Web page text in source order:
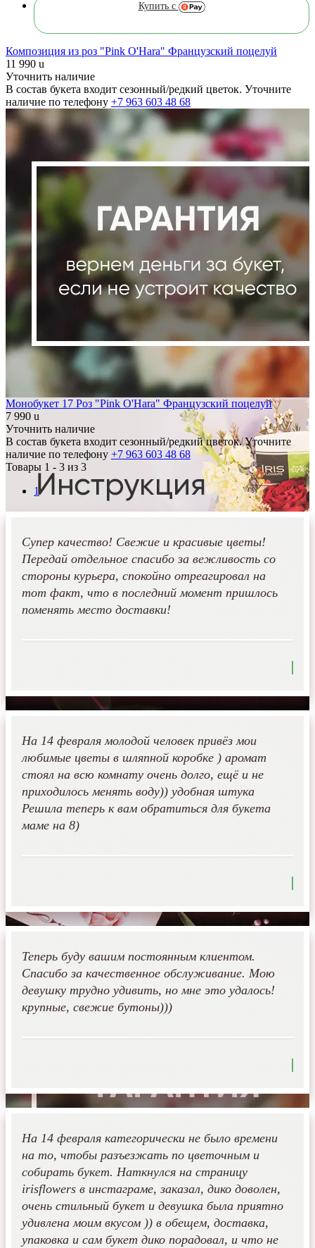
Купить с
Композиция из роз "Pink O'Hara" Французский поцелуй
11 990 u
Уточнить наличие
В состав букета входит сезонный/редкий цветок. Уточните
наличие по телефону +7 963 603 48 68
Монобукет 17 Роз "Pink O'Hara" Французский поцелуй
7 990 u
Уточнить наличие
В состав букета входит сезонный/редкий цветок. Уточните
наличие по телефону +7 963 603 48 68
Товары 1 - 3 из 3
1
Супер качество! Свежие и красивые цветы!
Передай отдельное спасибо за вежливость со
стороны курьера, спокойно отреагировал на
тот факт, что в последний момент пришлось
поменять место доставки!
На 14 февраля молодой человек привёз мои
любимые цветы в шляпной коробке ) аромат
стоял на всю комнату очень долго, ещё и не
приходилось менять воду)) удобная штука
Решила теперь к вам обратиться для букета
маме на 8)
Теперь буду вашим постоянным клиентом.
Спасибо за качественное обслуживание. Мою
девушку трудно удивить, но мне это удалось!
крупные, свежие бутоны)))
На 14 февраля категорически не было времени
на то, чтобы разъезжать по цветочным и
собирать букет. Наткнулся на страницу
irisflowers в инстаграме, заказал, дико доволен,
очень стильный букет и девушка была приятно
удивлена моим вкусом )) в обещем, доставка,
упаковка и сам букет дико порадовал, и что не